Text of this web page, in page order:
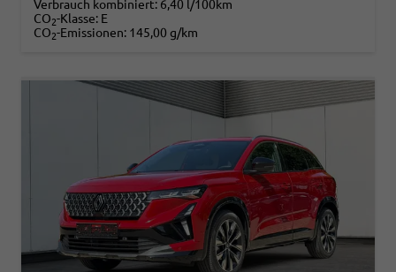
Verbrauch kombiniert: 6,40 l/100km
CO2-Klasse: E
CO2-Emissionen: 145,00 g/km